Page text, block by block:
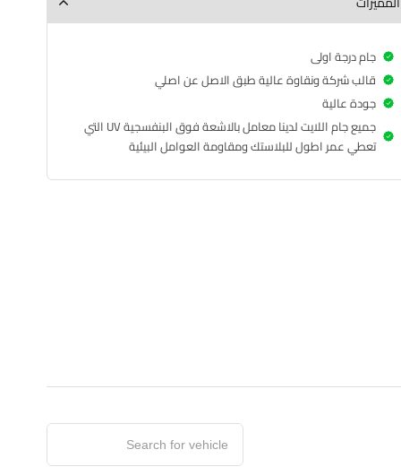
جام درجة اولى
قالب شركة ونقاوة عالية طبق الاصل عن اصلي
جودة عالية
جميع جام اللايت لدينا معامل بالاشعة فوق البنفسجية UV التي
تعطي عمر اطول للبلاستك ومقاومة العوامل البيئية